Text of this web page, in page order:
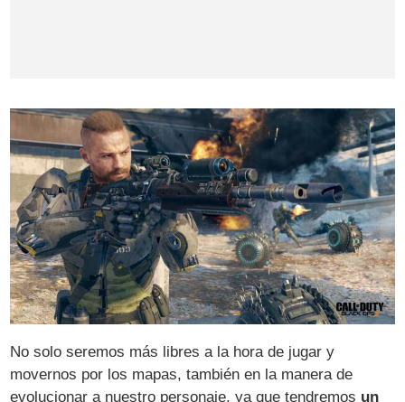
No solo seremos más libres a la hora de jugar y
movernos por los mapas, también en la manera de
evolucionar a nuestro personaje, ya que tendremos un